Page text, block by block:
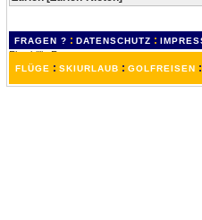
FRAGEN ? : DATENSCHUTZ :
FLÜGE : SKIURLAUB : GOLFREISEN :